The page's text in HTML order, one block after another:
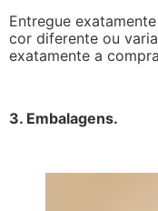
Entregue
cor diferente ou
exatamente a
3. Embalagens.